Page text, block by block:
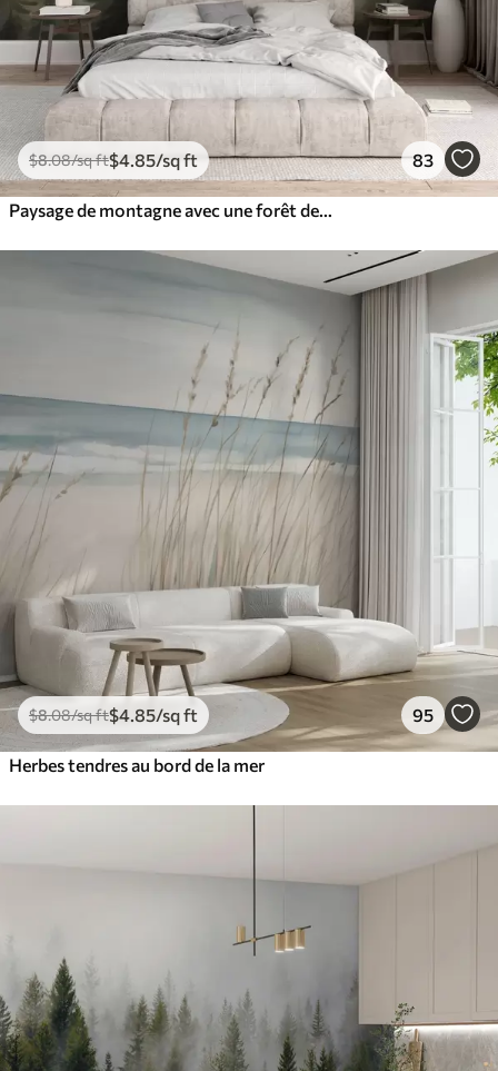
$8.08/sq ft$4 .85/sq ft 83
$8.08/sq ft$4 .85/sq ft 95
Herbes tendres au bord de la mer